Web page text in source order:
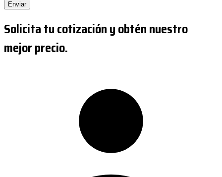
Enviar
Solicita tu cotización y obtén nuestro
mejor precio.